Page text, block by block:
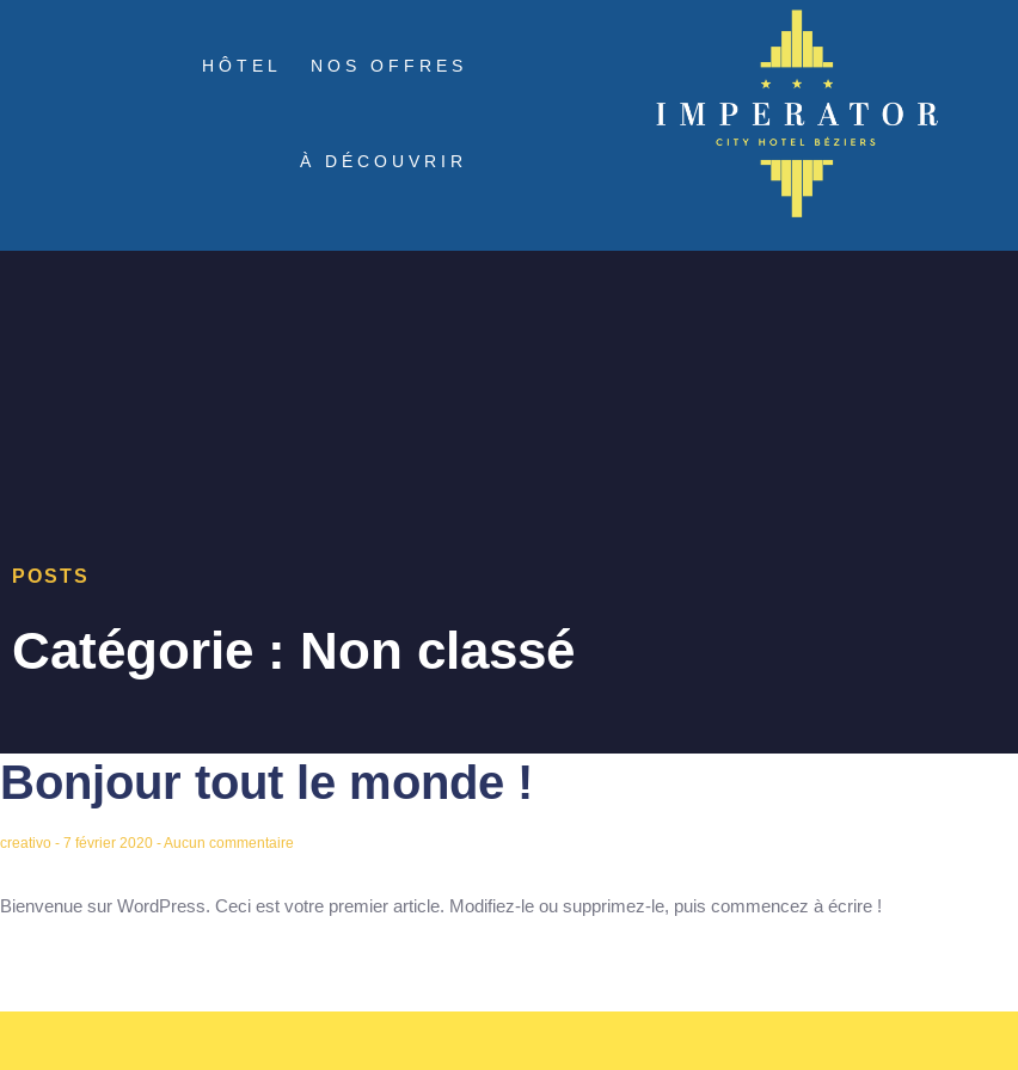
HÔTEL NOS OFFRES
À DÉCOUVRIR
POSTS
Catégorie : Non classé
Bonjour tout le monde !
creativo 7 février 2020 Aucun commentaire
Bienvenue sur WordPress. Ceci est votre premier article. Modifiez-le ou supprimez-le, puis commencez à écrire !